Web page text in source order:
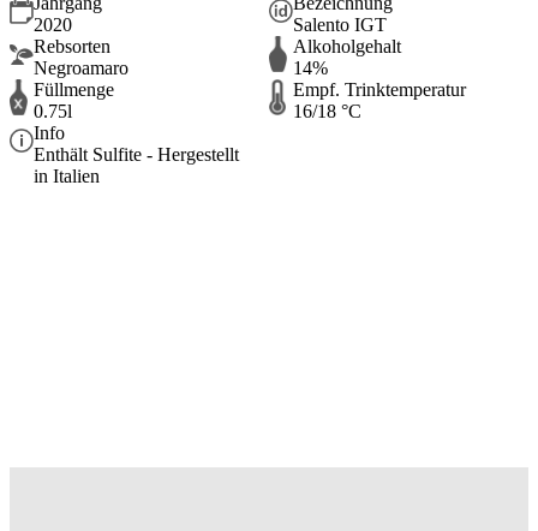
2020
Salento IGT
Rebsorten
Negroamaro
Alkoholgehalt
14%
Füllmenge
0.75l
Empf. Trinktemperatur
16/18 °C
Info
Enthält Sulfite - Hergestellt
in Italien